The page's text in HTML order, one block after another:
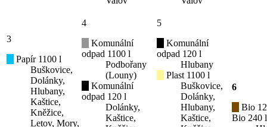
3
Papír 1100 l
Buškovice,
Dolánky,
Hlubany,
Kaštice,
Kněžice,
Letov, Mory,
4
Komunální
odpad 1100 l
Podbořany
(Louny)
Komunální
odpad 120 l
Dolánky,
Kaštice,
5
Komunální
odpad 120 l
Hlubany
Plast 1100 l
Buškovice,
Dolánky,
Hlubany,
Kaštice,
6
Bio
Bio 240 l